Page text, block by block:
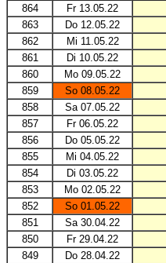
864
Fr 13.05.22
863
Do 12.05.22
862
Mi 11.05.22
861
Di 10.05.22
860
Mo 09.05.22
859
So 08.05.22
858
Sa 07.05.22
857
Fr 06.05.22
856
Do 05.05.22
855
Mi 04.05.22
854
Di 03.05.22
853
Mo 02.05.22
852
So 01.05.22
851
Sa 30.04.22
850
Fr 29.04.22
849
Do 28.04.22